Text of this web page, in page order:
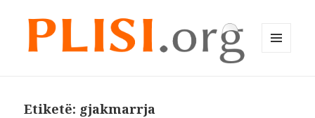
Etiketë: gjakmarrja